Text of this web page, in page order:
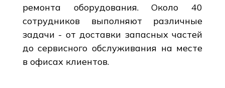
ремонта оборудования. Около 40
сотрудников выполняют различные
задачи - от доставки запасных частей
до сервисного обслуживания на месте
в офисах клиентов.